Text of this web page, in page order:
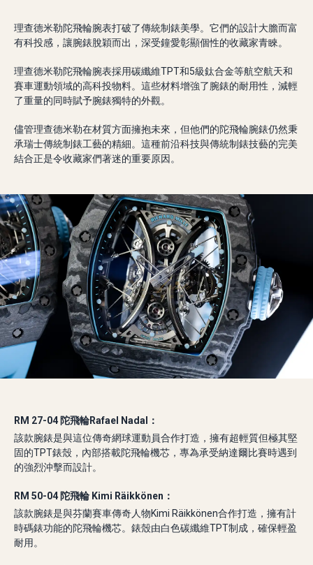
理查德米勒陀飛輪腕表打破了傳統制錶美學。它們的設計大膽而富
有科投感，讓腕錶脫穎而出，深受鐘愛彰顯個性的收藏家青睞。
理查德米勒陀飛輪腕表採用碳纖維TPT和5級鈦合金等航空航天和
賽車運動領域的高科投物料。這些材料增強了腕錶的耐用性，減輕
了重量的同時賦予腕錶獨特的外觀。
儘管理查德米勒在材質方面擁抱未來，但他們的陀飛輪腕錶仍然秉
承瑞士傳統制錶工藝的精細。這種前沿科技與傳統制錶技藝的完美
結合正是令收藏家們著迷的重要原因。
RM 27-04 陀飛輪Rafael Nadal：
該款腕錶是與這位傳奇網球運動員合作打造，擁有超輕質但極其堅
固的TPT錶殼，內部搭載陀飛輪機芯，專為承受納達爾比賽時遇到
的強烈沖擊而設計。
RM 50-04 陀飛輪 Kimi Räikkönen：
該款腕錶是與芬蘭賽車傳奇人物Kimi Räikkönen合作打造，擁有計
時碼錶功能的陀飛輪機芯。錶殼由白色碳纖維TPT制成，確保輕盈
耐用。